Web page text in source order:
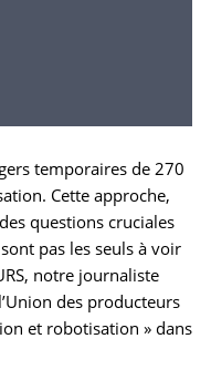
temporaires de 270
Cette approche,
questions cruciales
pas les seuls à voir
notre journaliste
des producteurs
et robotisation » dans